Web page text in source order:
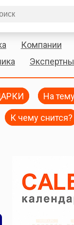
Компании
На
К чему снится?